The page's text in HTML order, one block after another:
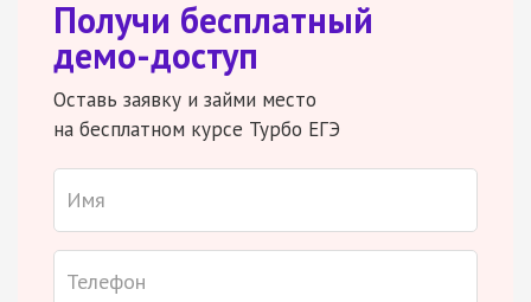
Получи бесплатный
демо-доступ
Оставь заявку и займи место
на бесплатном курсе Турбо ЕГЭ